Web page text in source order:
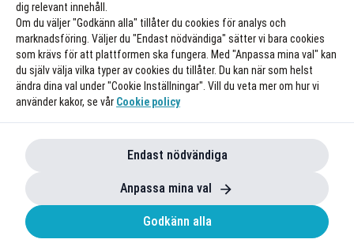
dig relevant innehåll.
Om du väljer "Godkänn alla" tillåter du cookies för analys och
marknadsföring. Väljer du "Endast nödvändiga" sätter vi bara cookies
som krävs för att plattformen ska fungera. Med "Anpassa mina val" kan
du själv välja vilka typer av cookies du tillåter. Du kan när som helst
ändra dina val under "Cookie Inställningar". Vill du veta mer om hur vi
använder kakor, se vår Cookie policy
Endast nödvändiga
Anpassa mina val
Godkänn alla